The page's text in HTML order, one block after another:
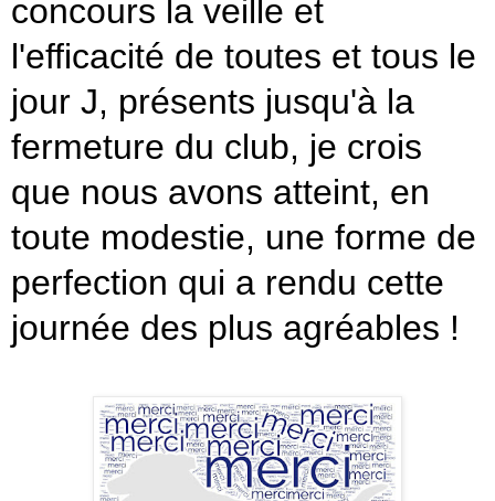
concours la veille et
l'efficacité de toutes et tous le
jour J, présents jusqu'à la
fermeture du club, je crois
que nous avons atteint, en
toute modestie, une forme de
perfection qui a rendu cette
journée des plus agréables !